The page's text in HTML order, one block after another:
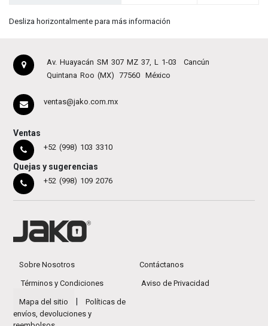
Desliza horizontalmente para más información
Av. Huayacán SM 307 MZ 37, L 1-03
Cancún
Quintana Roo (MX)
77560 México
ventas@jako.com.mx
Ventas
+52 (998) 103 3310
Quejas y sugerencias
+52 (998) 109 2076
Sobre Nosotros Contáctanos
Términos y Condiciones Aviso de Privacidad
Mapa del sitio
Políticas de
envíos, devoluciones y